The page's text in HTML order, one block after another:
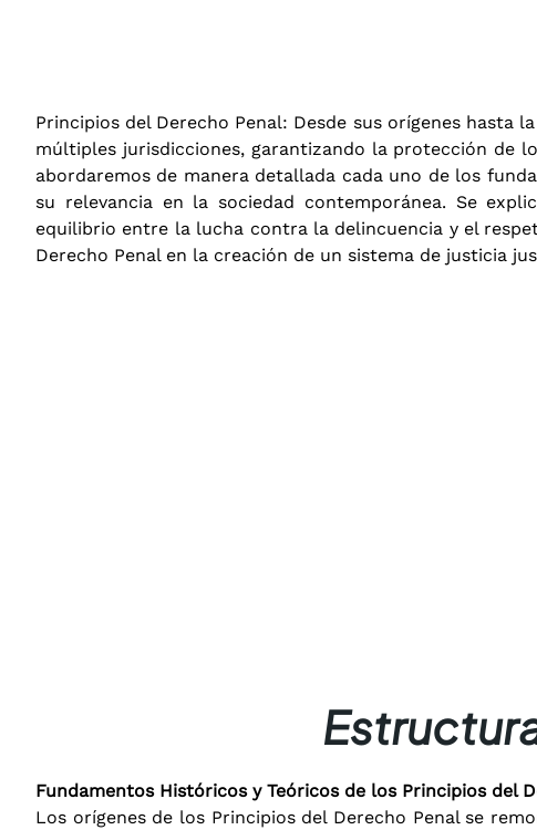
Principios del Derecho Penal: Desde sus orígenes hasta
múltiples jurisdicciones, garantizando la protección de
abordaremos de manera detallada cada uno de los
su relevancia en la sociedad contemporánea. Se
equilibrio entre la lucha contra la delincuencia y el
Derecho Penal en la creación de un sistema de justicia
Fundamentos Históricos y Teóricos de los Principios del
Los orígenes de los Principios del Derecho Penal se